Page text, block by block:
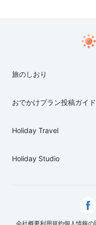
旅のしおり
おでかけプラン投稿ガイ
Holiday Travel
Holiday Studio
会社概要利用規約個人情報の